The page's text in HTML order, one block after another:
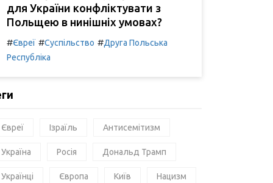
для України конфліктувати з
Польщею в нинішніх умовах?
#Євреї #Суспільство #Друга Польська
Республіка
Євреї Ізраїль Антисемітизм
Україна Росія Дональд Трамп
Українці Європа Київ Нацизм